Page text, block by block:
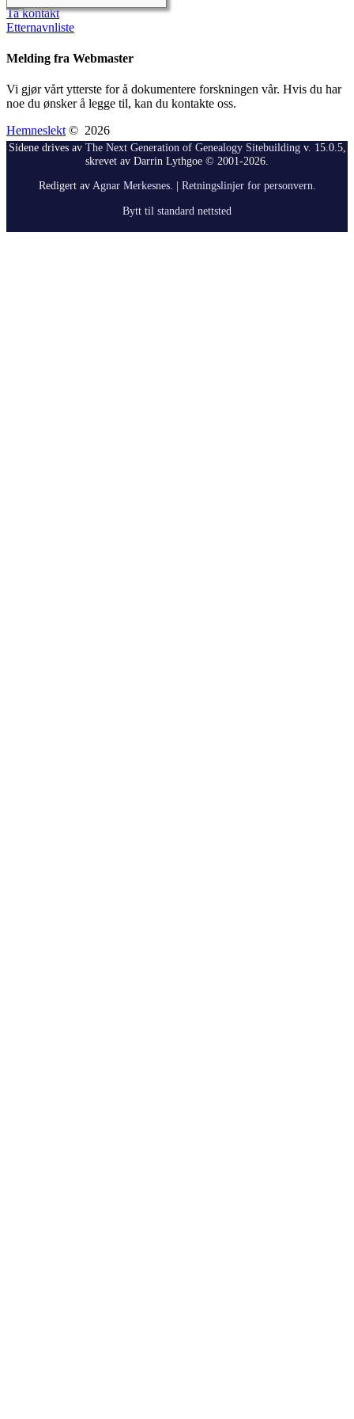
Ta kontakt
Etternavnliste
Melding fra Webmaster
Vi gjør vårt ytterste for å dokumentere forskningen vår. Hvis du har
noe du ønsker å legge til, kan du kontakte oss.
Hemneslekt © 2026
Sidene drives av The Next Generation of Genealogy Sitebuildingv. 15.0.5,
skrevet av Darrin Lythgoe © 2001-2026.
Redigert avAgnar Merkesnes. | Retningslinjer for personvern.
Bytt til standard nettsted